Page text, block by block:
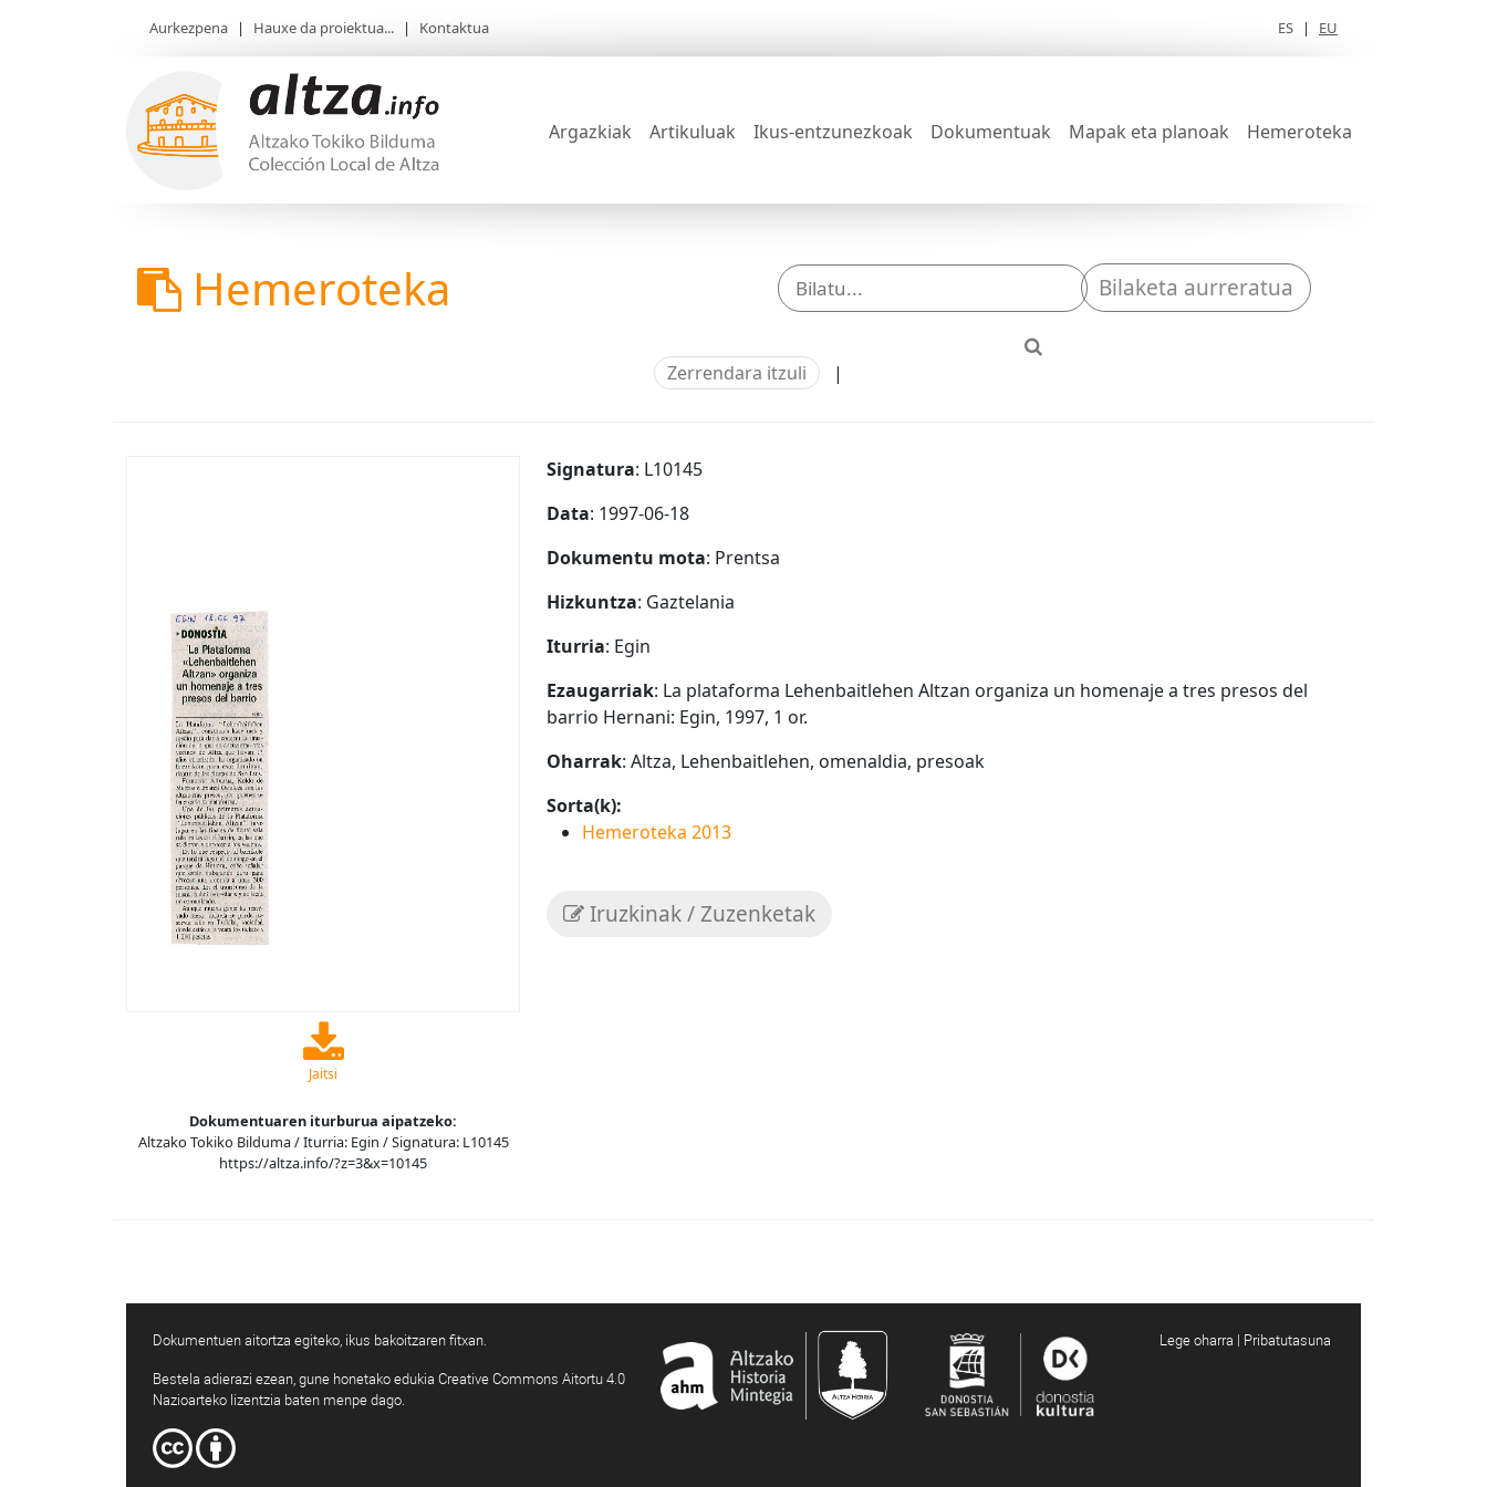
Aurkezpena | Hauxe da proiektua... | Kontaktua ES | EU
Argazkiak Artikuluak Ikus-entzunezkoak Dokumentuak Mapak eta planoak Hemeroteka
Hemeroteka Bilaketa aurreratua
Zerrendara itzuli |
Jaitsi
Dokumentuaren iturburua aipatzeko:
Altzako Tokiko Bilduma / Iturria: Egin / Signatura: L10145
https://altza.info/?z=3&x=10145
Signatura: L10145
Data: 1997-06-18
Dokumentu mota: Prentsa
Hizkuntza: Gaztelania
Iturria: Egin
Ezaugarriak: La plataforma Lehenbaitlehen Altzan organiza un homenaje a tres presos del
barrio Hernani: Egin, 1997, 1 or.
Oharrak: Altza, Lehenbaitlehen, omenaldia, presoak
Sorta(k):
Hemeroteka 2013
Iruzkinak / Zuzenketak
Dokumentuen aitortza egiteko, ikus bakoitzaren fitxan.
Bestela adierazi ezean, gune honetako edukia Creative Commons Aitortu 4.0
Nazioarteko lizentzia baten menpe dago.
Lege oharra | Pribatutasuna